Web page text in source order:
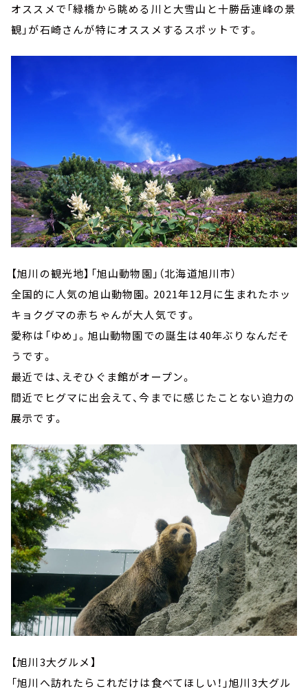
オススメで「緑橋から眺める川と大雪山と十勝岳連峰の景
観」が石崎さんが特にオススメするスポットです。
【旭川の観光地】「旭山動物園」（北海道旭川市）
全国的に人気の旭山動物園。2021年12月に生まれたホッ
キョクグマの赤ちゃんが大人気です。
愛称は「ゆめ」。旭山動物園での誕生は40年ぶりなんだそ
うです。
最近では、えぞひぐま館がオープン。
間近でヒグマに出会えて、今までに感じたことない迫力の
展示です。
【旭川3大グルメ】
「旭川へ訪れたらこれだけは食べてほしい！」旭川3大グル